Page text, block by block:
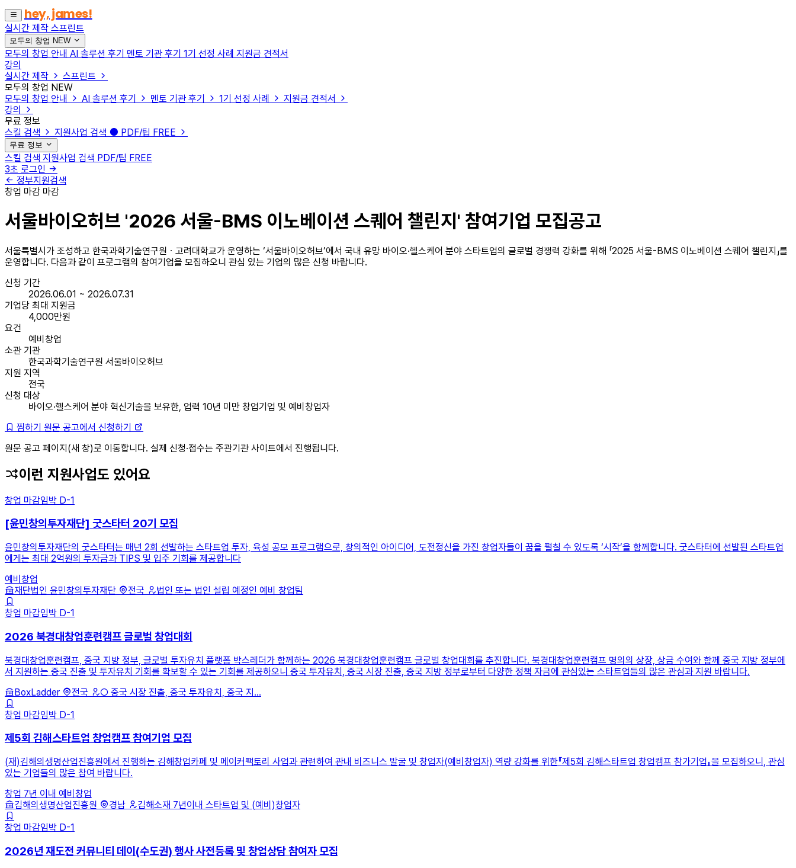
hey, james!
실시간 제작 스프린트
모두의 창업 NEW
모두의 창업 안내 AI 솔루션 후기 멘토 기관 후기 1기 선정 사례 지원금 견적서
강의
실시간 제작
스프린트
모두의 창업 NEW
모두의 창업 안내
AI 솔루션 후기 멘토 기관 후기 1기 선정 사례
지원금 견적서
강의
무료 정보
스킬 검색
지원사업 검색 PDF/팁 FREE
무료 정보
스킬 검색 지원사업 검색 PDF/팁 FREE
3초 로그인
정부지원검색
창업 마감 마감
서울바이오허브 '2026 서울-BMS 이노베이션 스퀘어 챌린지' 참여기업 모집공고
서울특별시가 조성하고 한국과학기술연구원ㆍ고려대학교가 운영하는 ‘서울바이오허브’에서 국내 유망 바이오·헬스케어 분야 스타트업의 글로벌 경쟁력 강화를 위해 「2025 서울-BMS 이노베이션 스퀘어 챌린지」를
운영합니다. 다음과 같이 프로그램의 참여기업을 모집하오니 관심 있는 기업의 많은 신청 바랍니다.
신청 기간
2026.06.01 ~ 2026.07.31
기업당 최대 지원금
4,000만원
요건
예비창업
소관 기관
한국과학기술연구원 서울바이오허브
지원 지역
전국
신청 대상
바이오·헬스케어 분야 혁신기술을 보유한, 업력 10년 미만 창업기업 및 예비창업자
찜하기 원문 공고에서 신청하기
원문 공고 페이지(새 창)로 이동합니다. 실제 신청·접수는 주관기관 사이트에서 진행됩니다.
이런 지원사업도 있어요
창업 마감임박 D-1
[윤민창의투자재단] 굿스타터 20기 모집
윤민창의투자재단의 굿스타터는 매년 2회 선발하는 스타트업 투자, 육성 공모 프로그램으로, 창의적인 아이디어, 도전정신을 가진 창업자들이 꿈을 펼칠 수 있도록 ‘시작’을 함께합니다. 굿스타터에 선발된 스타트업
에게는 최대 2억원의 투자금과 TIPS 및 입주 기회를 제공합니다
예비창업
재단법인 윤민창의투자재단
전국
법인 또는 법인 설립 예정인 예비 창업팀
창업 마감임박 D-1
2026 북경대창업훈련캠프 글로벌 창업대회
북경대창업훈련캠프, 중국 지방 정부, 글로벌 투자유치 플랫폼 박스레더가 함께하는 2026 북경대창업훈련캠프 글로벌 창업대회를 추진합니다. 북경대창업훈련캠프 명의의 상장, 상금 수여와 함께 중국 지방 정부에
서 지원하는 중국 진출 및 투자유치 기회를 확보할 수 있는 기회를 제공하오니 중국 투자유치, 중국 시장 진출, 중국 지방 정부로부터 다양한 정책 자금에 관심있는 스타트업들의 많은 관심과 지원 바랍니다.
BoxLadder
전국
○ 중국 시장 진출, 중국 투자유치, 중국 지...
창업 마감임박 D-1
제5회 김해스타트업 창업캠프 참여기업 모집
(재)김해의생명산업진흥원에서 진행하는 김해창업카페 및 메이커팩토리 사업과 관련하여 관내 비즈니스 발굴 및 창업자(예비창업자) 역량 강화를 위한『제5회 김해스타트업 창업캠프 참가기업』을 모집하오니, 관심
있는 기업들의 많은 참여 바랍니다.
창업 7년 이내 예비창업
김해의생명산업진흥원
경남
김해소재 7년이내 스타트업 및 (예비)창업자
창업 마감임박 D-1
2026년 재도전 커뮤니티 데이(수도권) 행사 사전등록 및 창업상담 참여자 모집